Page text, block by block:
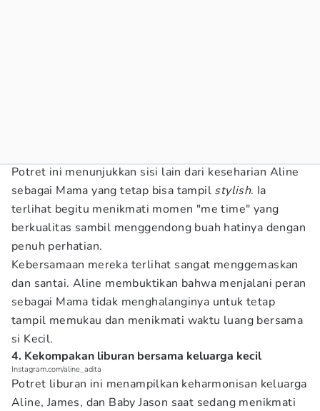
Potret ini menunjukkan sisi lain dari keseharian Aline
sebagai Mama yang tetap bisa tampil stylish. Ia
terlihat begitu menikmati momen "me time" yang
berkualitas sambil menggendong buah hatinya dengan
penuh perhatian.
Kebersamaan mereka terlihat sangat menggemaskan
dan santai. Aline membuktikan bahwa menjalani peran
sebagai Mama tidak menghalanginya untuk tetap
tampil memukau dan menikmati waktu luang bersama
si Kecil.
4. Kekompakan liburan bersama keluarga kecil
Instagram.com/aline_adita
Potret liburan ini menampilkan keharmonisan keluarga
Aline, James, dan Baby Jason saat sedang menikmati